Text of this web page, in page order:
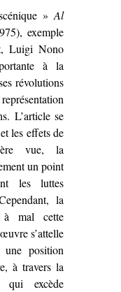
»Al
exemple
Luigi Nono
à la
révolutions
L’article se
les effets de
vue, la
un point
les luttes
la
à mal cette
s’attelle
position
à travers la
excède